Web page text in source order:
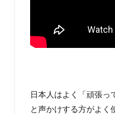
日本人はよく「頑張っ
と声かけする方がよく